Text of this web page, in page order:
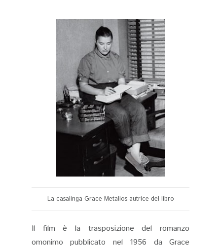
La casalinga Grace Metalios autrice del libro
Il film è la trasposizione del romanzo
omonimo pubblicato nel 1956 da Grace